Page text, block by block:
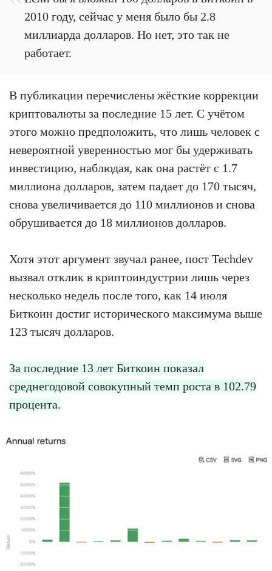
2010 году, сейчас у меня было бы 2.8
миллиарда долларов. Но нет, это так не
работает.
В публикации перечислены жёсткие коррекции
криптовалюты за последние 15 лет. С учётом
этого можно предположить, что лишь человек с
невероятной уверенностью мог бы удерживать
инвестицию, наблюдая, как она растёт с 1.7
миллиона долларов, затем падает до 170 тысяч,
снова увеличивается до 110 миллионов и снова
обрушивается до 18 миллионов долларов.
Хотя этот аргумент звучал ранее, пост Techdev
вызвал отклик в криптоиндустрии лишь через
несколько недель после того, как 14 июля
Биткоин достиг исторического максимума выше
123 тысяч долларов.
За последние 13 лет Биткоин показал
среднегодовой совокупный темп роста в 102.79
процента.